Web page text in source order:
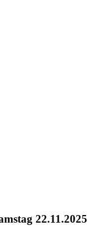
22.11.2025